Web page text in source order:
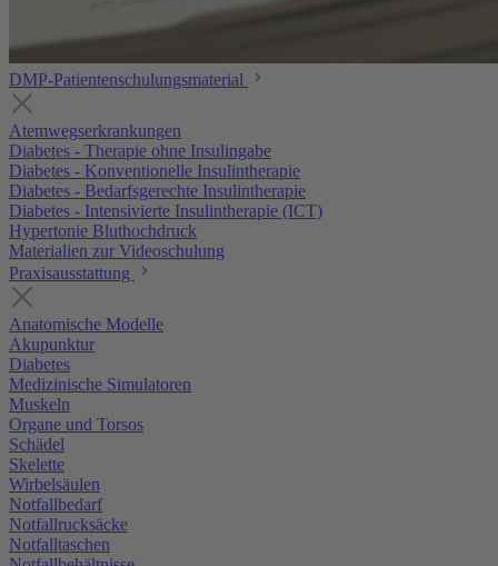
DMP-Patientenschulungsmaterial
Atemwegserkrankungen
Diabetes - Therapie ohne Insulingabe
Diabetes - Konventionelle Insulintherapie
Diabetes - Bedarfsgerechte Insulintherapie
Diabetes - Intensivierte Insulintherapie (ICT)
Hypertonie Bluthochdruck
Materialien zur Videoschulung
Praxisausstattung
Anatomische Modelle
Akupunktur
Diabetes
Medizinische Simulatoren
Muskeln
Organe und Torsos
Schädel
Skelette
Wirbelsäulen
Notfallbedarf
Notfallrucksäcke
Notfalltaschen